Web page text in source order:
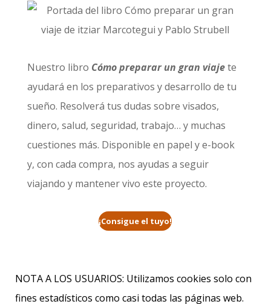
Nuestro libro Cómo preparar un gran viajete
ayudará en los preparativos y desarrollo de tu
sueño. Resolverá tus dudas sobre visados,
dinero, salud, seguridad, trabajo… y muchas
cuestiones más. Disponible en papel y e-book
y, con cada compra, nos ayudas a seguir
viajando y mantener vivo este proyecto.
¡Consigue el tuyo!
NOTA A LOS USUARIOS: Utilizamos cookies solo con
fines estadísticos como casi todas las páginas web.